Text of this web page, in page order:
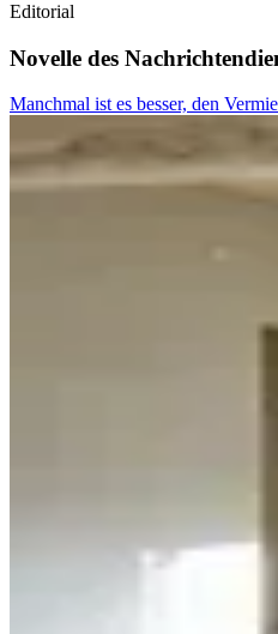
Editorial
Novelle des
Manchmal ist es besser, den